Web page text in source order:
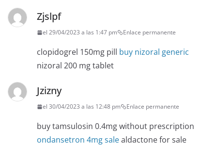
Zjslpf
el 29/04/2023 a las 1:47 pm Enlace permanente
clopidogrel 150mg pill buy nizoral generic
nizoral 200 mg tablet
Jzizny
el 30/04/2023 a las 12:48 pm Enlace permanente
buy tamsulosin 0.4mg without prescription
ondansetron 4mg salealdactone for sale